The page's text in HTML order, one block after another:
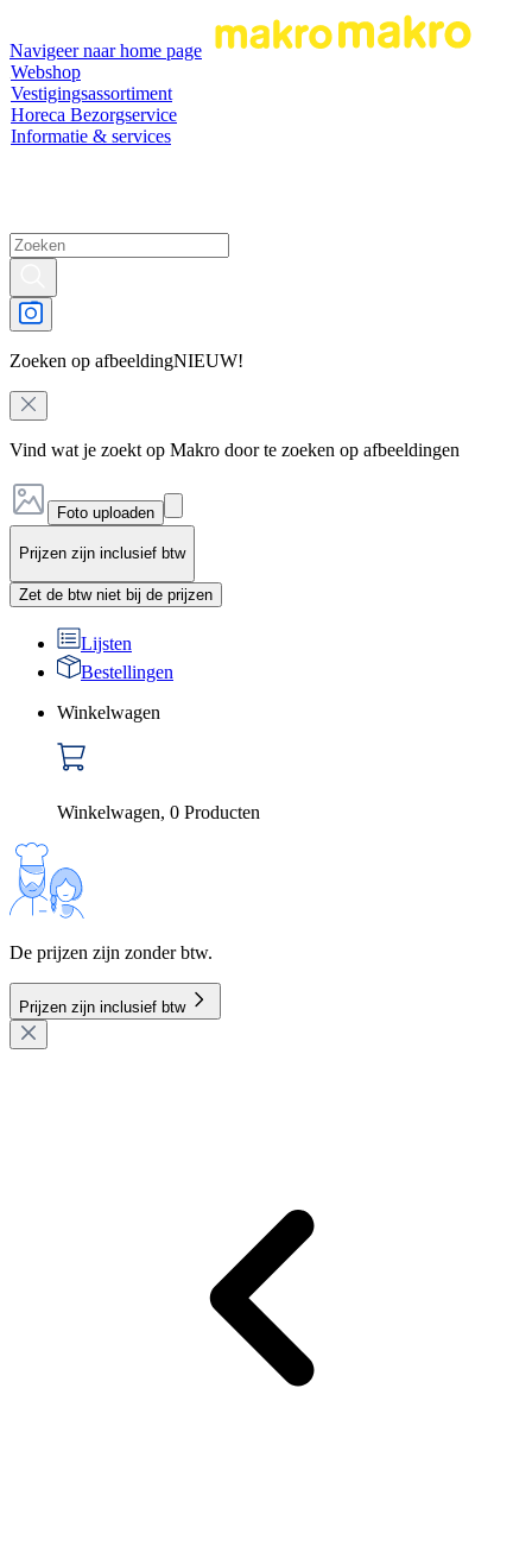
Navigeer naar home page
Webshop
Vestigingsassortiment
Horeca Bezorgservice
Informatie & services
Zoeken op afbeeldingNIEUW!
Vind wat je zoekt op Makro door te zoeken op afbeeldingen
Foto uploaden
Prijzen zijn inclusief btw
Zet de btw niet bij de prijzen
Lijsten
Bestellingen
Winkelwagen
Winkelwagen, 0 Producten
De prijzen zijn zonder btw.
Prijzen zijn inclusief btw